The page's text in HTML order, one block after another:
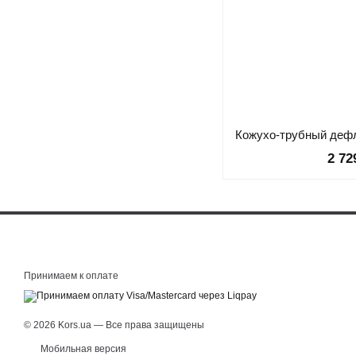
2
Принимаем к оплате
© 2026 Kors.ua — Все права защищены
Мобильная версия